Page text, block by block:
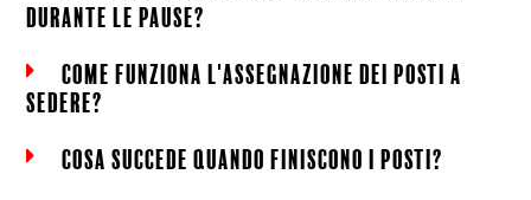
durante le pause?
come funziona l'assegnazione dei posti a
sedere?
cosa succede quando finiscono i posti?